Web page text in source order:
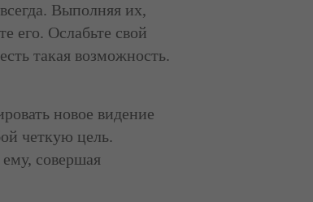
Выполняя их,
его. Ослабьте свой
такая возможность.
новое видение
четкую цель.
совершая